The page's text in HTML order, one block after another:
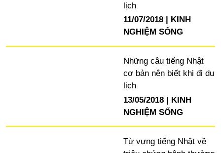
lịch
11/07/2018
KINH
NGHIỆM SỐNG
Những câu tiếng Nhật
cơ bản nên biết khi đi du
lịch
13/05/2018
KINH
NGHIỆM SỐNG
Từ vựng tiếng Nhật về